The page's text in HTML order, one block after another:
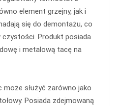
element grzejny, jak i
się do demontażu, co
czystości. Produkt posiada
i metalową tacę na
może służyć zarówno jako
Posiada zdejmowaną